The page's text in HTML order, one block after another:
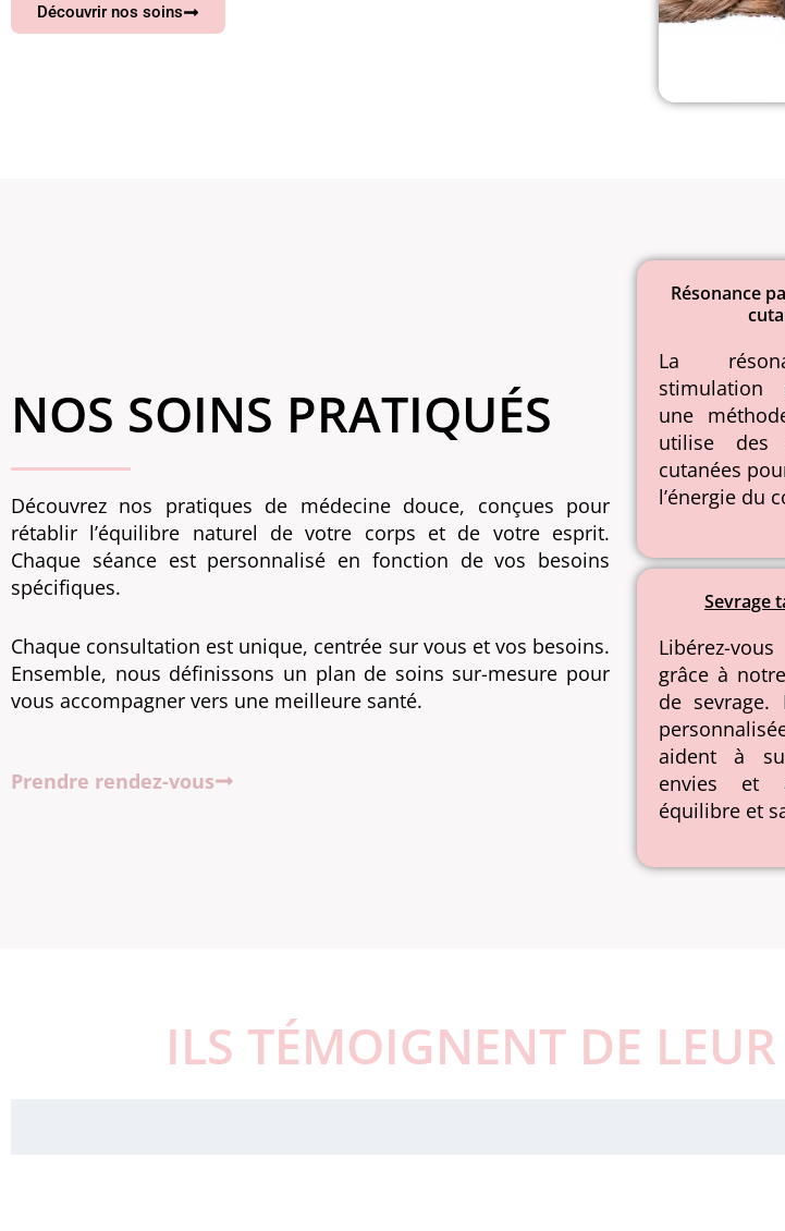
Découvrir nos soins
NOS SOINS PRATIQUÉS
Découvrez nos pratiques de médecine douce, conçues pour
rétablir l’équilibre naturel de votre corps et de votre esprit.
Chaque séance est personnalisé en fonction de vos besoins
spécifiques.
Chaque consultation est unique, centrée sur vous et vos besoins.
Ensemble, nous définissons un plan de soins sur-mesure pour
vous accompagner vers une meilleure santé.
Prendre rendez-vous
Résonance
La
stimulation
une
utilise des
cutanées
l’énergie du
Sevrage
Libérez-
grâce à
de sevrage.
aident à
envies et
équilibre et
ILS TÉMOIGNENT DE